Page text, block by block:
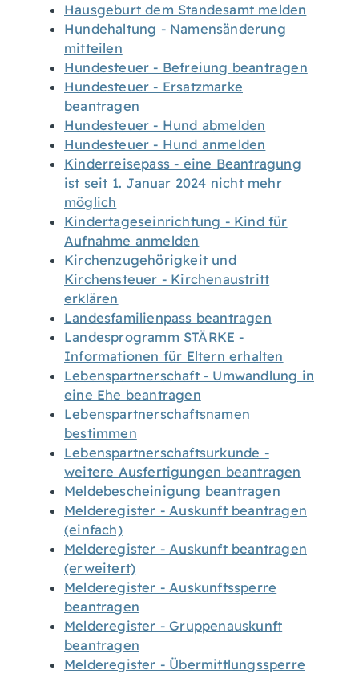
Hausgeburt dem Standesamt melden
Hundehaltung - Namensänderung
mitteilen
Hundesteuer - Befreiung beantragen
Hundesteuer - Ersatzmarke
beantragen
Hundesteuer - Hund abmelden
Hundesteuer - Hund anmelden
Kinderreisepass - eine Beantragung
ist seit 1. Januar 2024 nicht mehr
möglich
Kindertageseinrichtung - Kind für
Aufnahme anmelden
Kirchenzugehörigkeit und
Kirchensteuer - Kirchenaustritt
erklären
Landesfamilienpass beantragen
Landesprogramm STÄRKE -
Informationen für Eltern erhalten
Lebenspartnerschaft - Umwandlung in
eine Ehe beantragen
Lebenspartnerschaftsnamen
bestimmen
Lebenspartnerschaftsurkunde -
weitere Ausfertigungen beantragen
Meldebescheinigung beantragen
Melderegister - Auskunft beantragen
(einfach)
Melderegister - Auskunft beantragen
(erweitert)
Melderegister - Auskunftssperre
beantragen
Melderegister - Gruppenauskunft
beantragen
Melderegister - Übermittlungssperre